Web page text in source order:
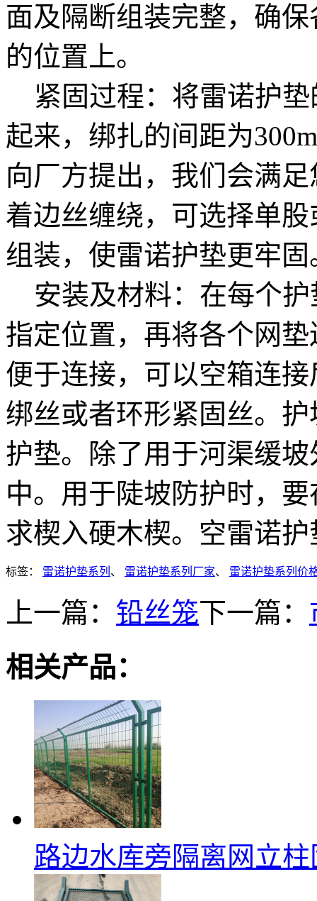
面及隔断组装完整，确
的位置上。
紧固过程：将雷诺护垫
起来，绑扎的间距为
向厂方提出，我们会满
着边丝缠绕，可选择单
组装，使雷诺护垫更牢固
安装及材料：在每个护
指定位置，再将各个网
便于连接，可以空箱连
绑丝或者环形紧固丝。
护垫。除了用于河渠缓
中。用于陡坡防护时，
求楔入硬木楔。空雷诺
标签： 雷诺护垫系列 、 雷诺护垫系列厂家、 雷诺护垫系列价
上一篇： 铅丝笼下一篇：
相关产品：
路边水库旁隔离网立